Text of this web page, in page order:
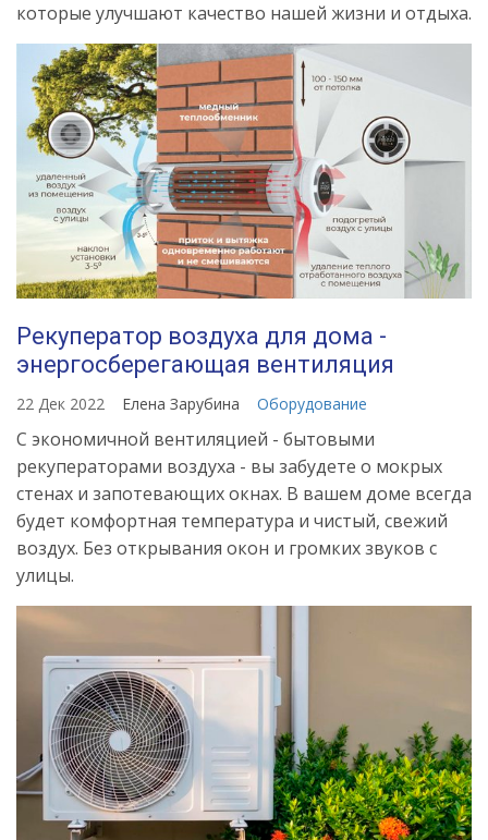
которые улучшают качество нашей жизни и отдыха.
Рекуператор воздуха для дома -
энергосберегающая вентиляция
22 Дек 2022 Елена Зарубина Оборудование
С экономичной вентиляцией - бытовыми
рекуператорами воздуха - вы забудете о мокрых
стенах и запотевающих окнах. В вашем доме всегда
будет комфортная температура и чистый, свежий
воздух. Без открывания окон и громких звуков с
улицы.